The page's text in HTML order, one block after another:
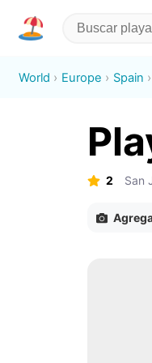
World Europe Spain
2 San